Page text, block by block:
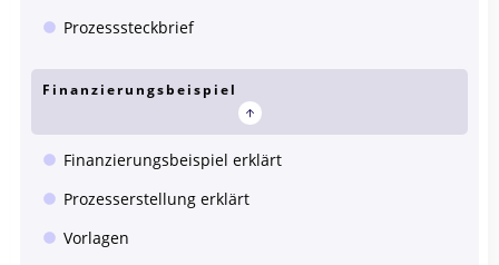
Prozesssteckbrief
Finanzierungsbeispiel
Finanzierungsbeispiel erklärt
Prozesserstellung erklärt
Vorlagen